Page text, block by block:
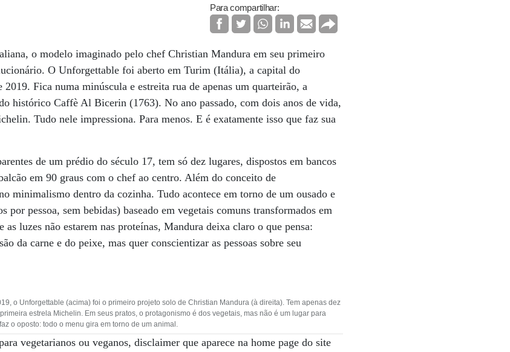
Para compartilhar:
o modelo imaginado pelo chef Christian Mandura em seu primeiro
O Unforgettable foi aberto em Turim (Itália), a capital do
Fica numa minúscula e estreita rua de apenas um quarteirão, a
histórico Caffè Al Bicerin (1763). No ano passado, com dois anos de vida,
Tudo nele impressiona. Para menos. E é exatamente isso que faz sua
de um prédio do século 17, tem só dez lugares, dispostos em bancos
em 90 graus com o chef ao centro. Além do conceito de
minimalismo dentro da cozinha. Tudo acontece em torno de um ousado e
por pessoa, sem bebidas) baseado em vegetais comuns transformados em
as luzes não estarem nas proteínas, Mandura deixa claro o que pensa:
da carne e do peixe, mas quer conscientizar as pessoas sobre seu
o Unforgettable (acima) foi o primeiro projeto solo de Christian Mandura (à direita). Tem apenas dez
estrela Michelin. Em seus pratos, o protagonismo é dos vegetais, mas não é um lugar para
o oposto: todo o menu gira em torno de um animal.
vegetarianos ou veganos, disclaimer que aparece na home page do site